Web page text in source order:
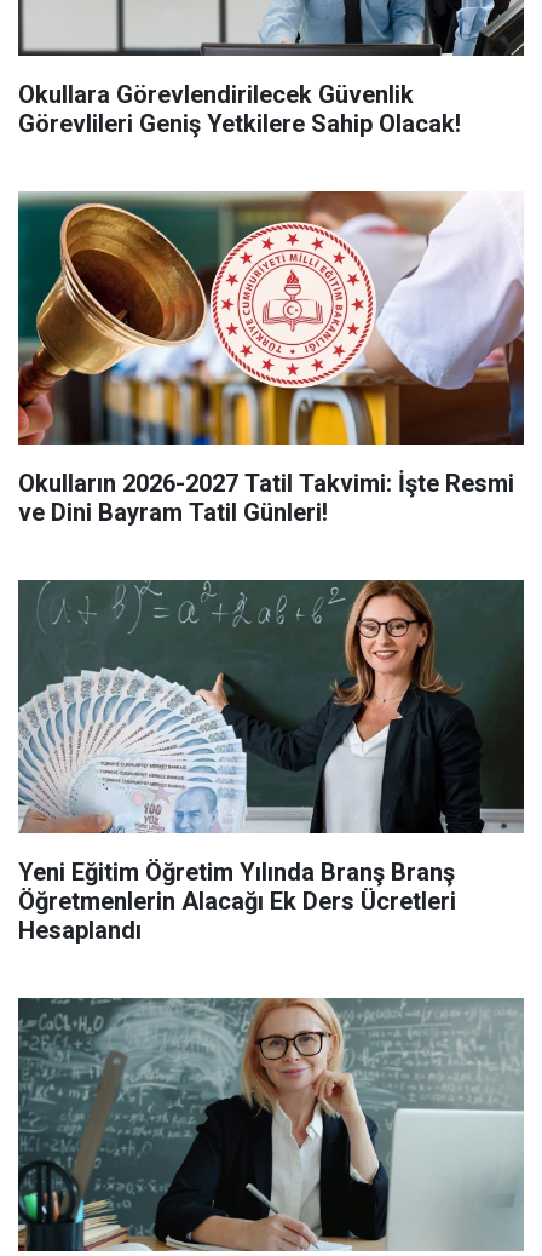
Okullara Görevlendirilecek Güvenlik
Görevlileri Geniş Yetkilere Sahip Olacak!
Okulların 2026-2027 Tatil Takvimi: İşte Resmi
ve Dini Bayram Tatil Günleri!
Yeni Eğitim Öğretim Yılında Branş Branş
Öğretmenlerin Alacağı Ek Ders Ücretleri
Hesaplandı